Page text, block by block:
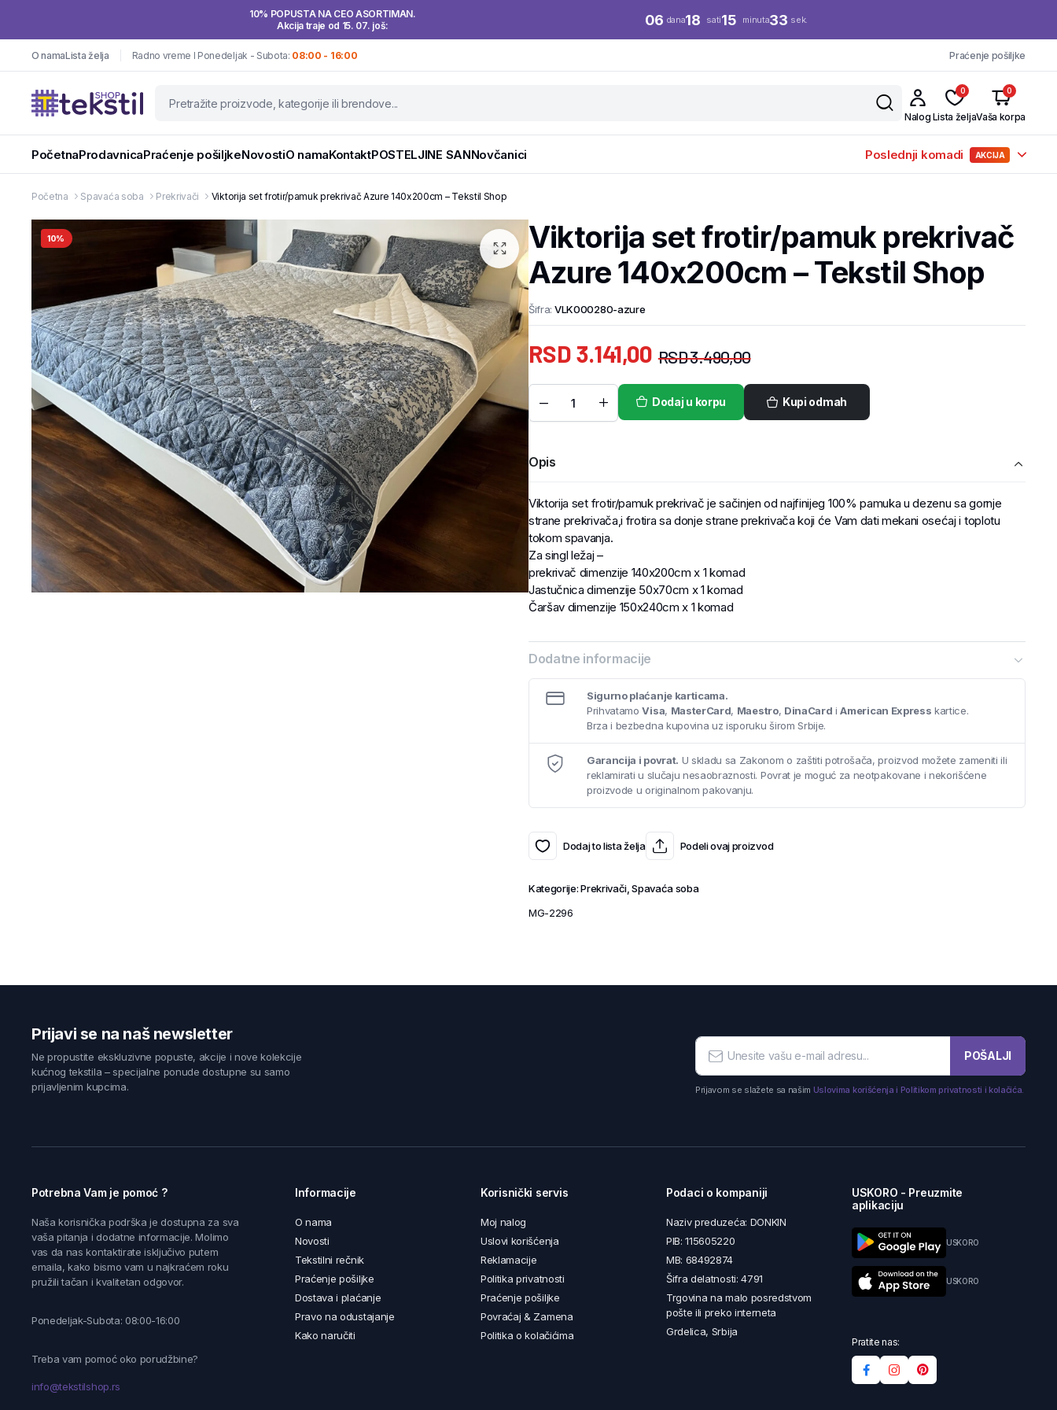
10% POPUSTA NA CEO ASORTIMAN.
Akcija traje od 15. 07. još:
06 dana18 sati15 minuta33 sek.
O namaLista želja Radno vreme I Ponedeljak - Subota: 08:00 - 16:00 Praćenje pošiljke
Nalog
0
Lista želja
0
Vaša korpa
PočetnaProdavnicaPraćenje pošiljkeNovostiO namaKontaktPOSTELJINE SANNovčanici Poslednji komadi AKCIJA
Početna Spavaća soba Prekrivači Viktorija set frotir/pamuk prekrivač Azure 140x200cm – Tekstil Shop
10%
Viktorija set frotir/pamuk prekrivač
Azure 140x200cm – Tekstil Shop
Šifra: VLK000280-azure
RSD3.490,00
RSD3.141,00
Dodaj u korpu Kupi odmah
Opis
Viktorija set frotir/pamuk prekrivač je sačinjen od najfinijeg 100% pamuka u dezenu sa gornje
strane prekrivača,i frotira sa donje strane prekrivača koji će Vam dati mekani osećaj i toplotu
tokom spavanja.
Za singl ležaj –
prekrivač dimenzije 140x200cm x 1 komad
Jastučnica dimenzije 50x70cm x 1 komad
Čaršav dimenzije 150x240cm x 1 komad
Dodatne informacije
Sigurno plaćanje karticama.
PrihvatamoVisa, MasterCard, Maestro, DinaCard iAmerican Express kartice.
Brza i bezbedna kupovina uz isporuku širom Srbije.
Garancija i povrat. U skladu sa Zakonom o zaštiti potrošača, proizvod možete zameniti ili
reklamirati u slučaju nesaobraznosti. Povrat je moguć za neotpakovane i nekorišćene
proizvode u originalnom pakovanju.
Dodaj to lista želja Podeli ovaj proizvod
Kategorije:Prekrivači,Spavaća soba
MG-2296
Prijavi se na naš newsletter
Ne propustite ekskluzivne popuste, akcije i nove kolekcije
kućnog tekstila – specijalne ponude dostupne su samo
prijavljenim kupcima.
POŠALJI
Prijavom se slažete sa našim Uslovima korišćenja i Politikom privatnosti i kolačića.
Potrebna Vam je pomoć ?
Naša korisnička podrška je dostupna za sva
vaša pitanja i dodatne informacije. Molimo
vas da nas kontaktirate isključivo putem
emaila, kako bismo vam u najkraćem roku
pružili tačan i kvalitetan odgovor.
Ponedeljak-Subota: 08:00-16:00
Treba vam pomoć oko porudžbine?
info@tekstilshop.rs
Informacije
O nama
Novosti
Tekstilni rečnik
Praćenje pošiljke
Dostava i plaćanje
Pravo na odustajanje
Kako naručiti
Korisnički servis
Moj nalog
Uslovi korišćenja
Reklamacije
Politika privatnosti
Praćenje pošiljke
Povraćaj & Zamena
Politika o kolačićima
Podaci o kompaniji
Naziv preduzeća: DONKIN
PIB: 115605220
MB: 68492874
Šifra delatnosti: 4791
Trgovina na malo posredstvom
pošte ili preko interneta
Grdelica, Srbija
USKORO - Preuzmite
aplikaciju
USKORO
USKORO
Pratite nas: